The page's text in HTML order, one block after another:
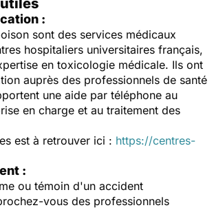
:
sont des services médicaux
hospitaliers universitaires français,
en toxicologie médicale. Ils ont
auprès des professionnels de santé
une aide par téléphone au
en charge et au traitement des
est à retrouver ici : https://centres-
:
ou témoin d'un accident
vous des professionnels